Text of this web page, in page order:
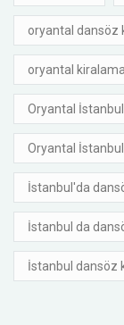
oryantal dansöz
oryantal kiralama
Oryantal
Oryantal
İstanbul'da
İstanbul da
İstanbul dansöz